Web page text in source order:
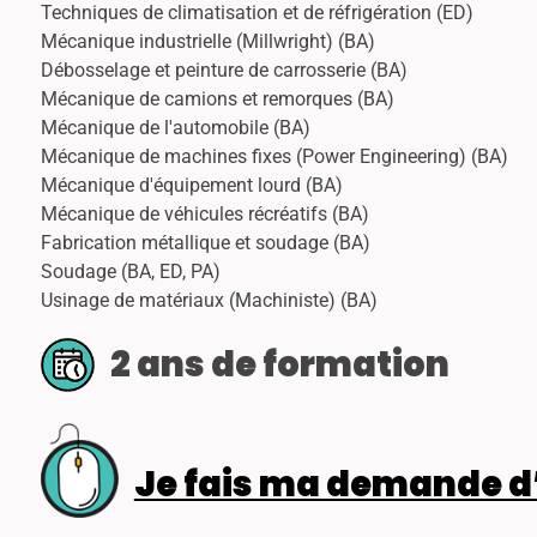
Techniques de climatisation et de réfrigération (ED)
Mécanique industrielle (Millwright) (BA)
Débosselage et peinture de carrosserie (BA)
Mécanique de camions et remorques (BA)
Mécanique de l'automobile (BA)
Mécanique de machines fixes (Power Engineering) (BA)
Mécanique d'équipement lourd (BA)
Mécanique de véhicules récréatifs (BA)
Fabrication métallique et soudage (BA)
Soudage (BA, ED, PA)
Usinage de matériaux (Machiniste) (BA)
2 ans de formation
Je fais ma demande